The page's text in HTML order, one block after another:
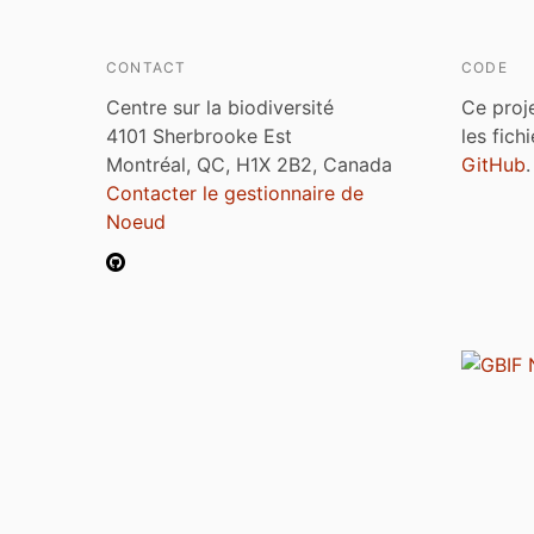
CONTACT
Centre sur la biodiversité
4101 Sherbrooke Est
Montréal, QC, H1X 2B2, Canada
Contacter le gestionnaire de
Noeud
CODE
Ce
les
GitHub.